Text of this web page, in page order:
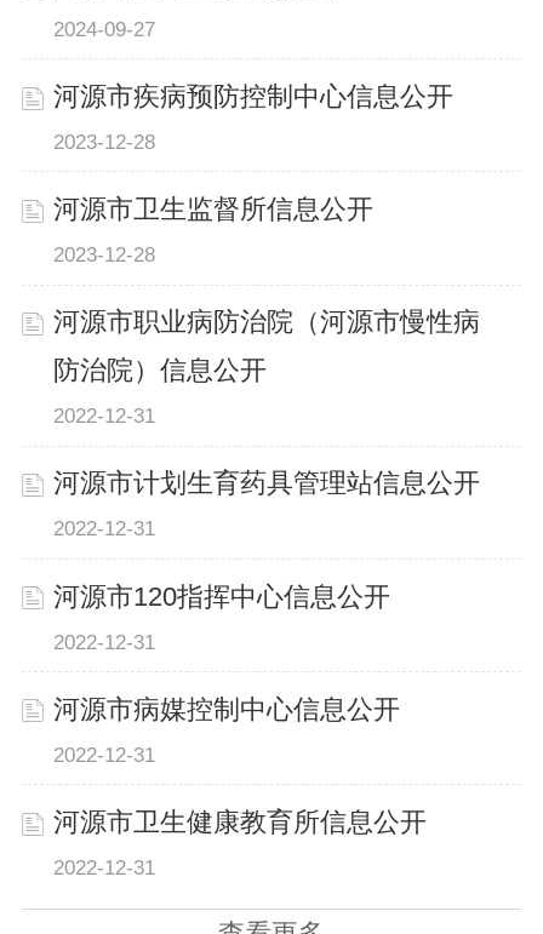
2024-09-27
河源市疾病预防控制中心信息公开
2023-12-28
河源市卫生监督所信息公开
2023-12-28
河源市职业病防治院（河源市慢性病
防治院）信息公开
2022-12-31
河源市计划生育药具管理站信息公开
2022-12-31
河源市120指挥中心信息公开
2022-12-31
河源市病媒控制中心信息公开
2022-12-31
河源市卫生健康教育所信息公开
2022-12-31